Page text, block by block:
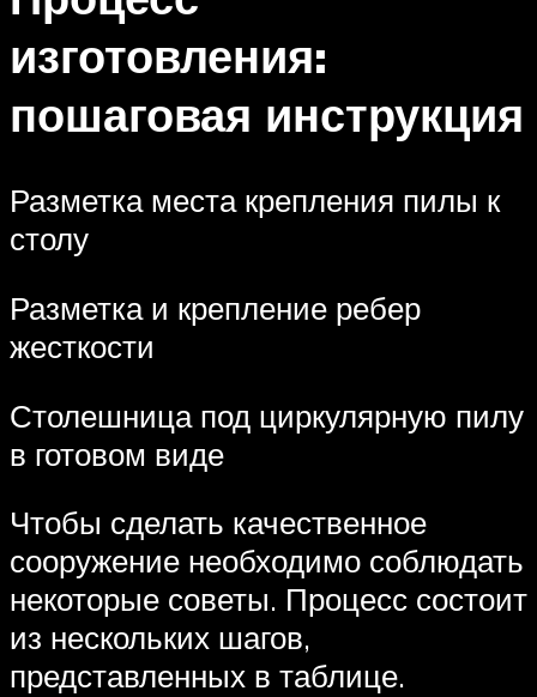
изготовления:
пошаговая инструкция
Разметка места крепления пилы к
столу
Разметка и крепление ребер
жесткости
Столешница под циркулярную пилу
в готовом виде
Чтобы сделать качественное
сооружение необходимо соблюдать
некоторые советы. Процесс состоит
из нескольких шагов,
представленных в таблице.